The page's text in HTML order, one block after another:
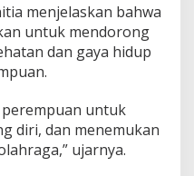
g
a
K
a
n
u
menjelaskan bahwa
untuk mendorong
dan gaya hidup
untuk
diri, dan menemukan
ujarnya.